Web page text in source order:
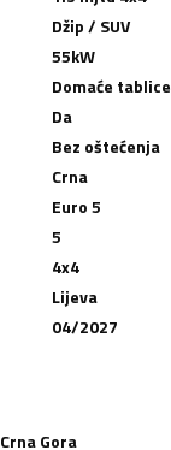
Džip / SUV
55kW
Domaće tablice
Da
Bez oštećenja
Crna
Euro 5
5
4x4
Lijeva
04/2027
Crna Gora